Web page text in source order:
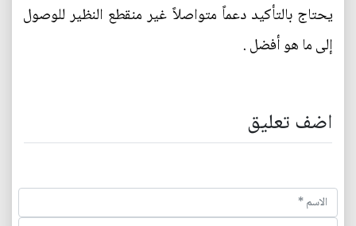
يحتاج بالتأكيد دعماً متواصلاً غير منقطع النظير للوصول
إلى ما هو أفضل .
اضف تعليق